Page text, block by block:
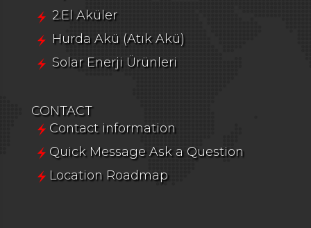
2.El Aküler
Hurda Akü (Atık Akü)
Solar Enerji Ürünleri
CONTACT
Contact information
Quick Message Ask a Question
Location Roadmap